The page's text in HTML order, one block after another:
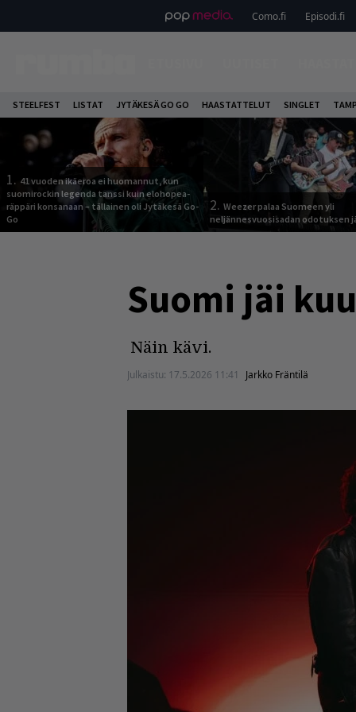
Como.fi Episodi.fi
STEELFEST LISTAT JYTÄKESÄ GO GO HAASTATTELUT SINGLET
1. 41 vuoden ikäeroa ei huomannut, kun
suomirockin legenda tanssi kuin elohopea-
räppäri konsanaan – tällainen oli Jytäkesä Go-
Go
2. Weezer palaa Suomeen yli
neljännesvuosisadan odotuksen
Suomi jäi
Näin kävi.
Julkaistu: 17.5.2026 11:41 Jarkko Fräntilä